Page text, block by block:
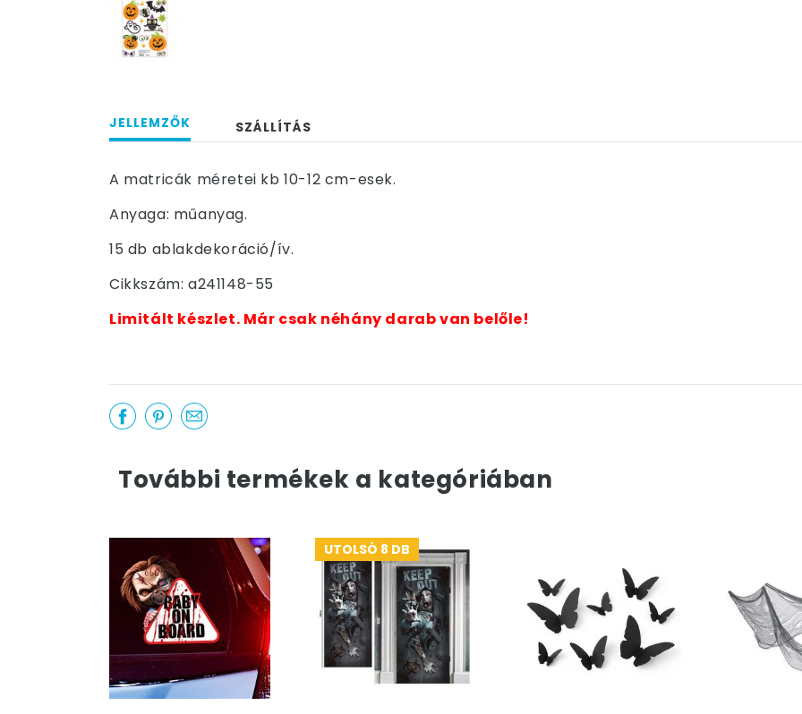
JELLEMZŐK SZÁLLÍTÁS
A matricák méretei kb 10-12 cm-esek.
Anyaga: műanyag.
15 db ablakdekoráció/ív.
Cikkszám: a241148-55
Limitált készlet. Már csak néhány darab van belőle!
További termékek a kategóriában
UTOLSÓ 8 DB